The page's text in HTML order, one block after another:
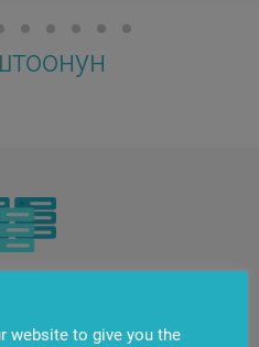
website to give you the